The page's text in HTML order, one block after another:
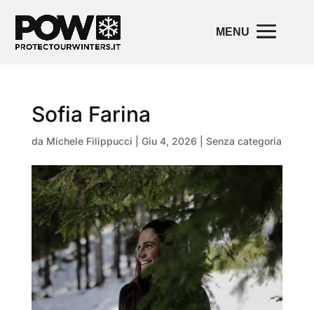
Sofia Farina
da Michele Filippucci Giu 4, 2026 | Senza categoria